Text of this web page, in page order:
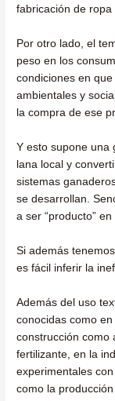
fabricación de ropa
Por otro lado, el
peso en los
condiciones en
ambientales y
la compra de ese
Y esto supone una
lana local y
sistemas
se desarrollan.
a ser “producto”
Si además
es fácil inferir la
Además del uso
conocidas como
construcción como
fertilizante, en la
experimentales
como la